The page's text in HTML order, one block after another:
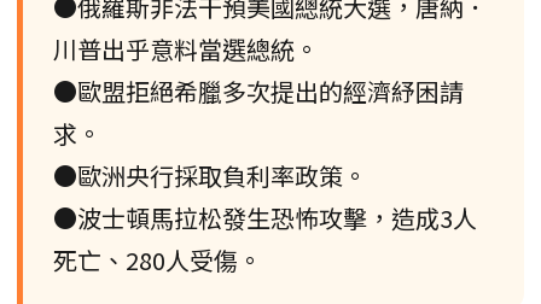
川普出乎意料當選總統。
●歐盟拒絕希臘多次提出的經濟紓困請
求。
●歐洲央行採取負利率政策。
●波士頓馬拉松發生恐怖攻擊，造成3人
死亡、280人受傷。